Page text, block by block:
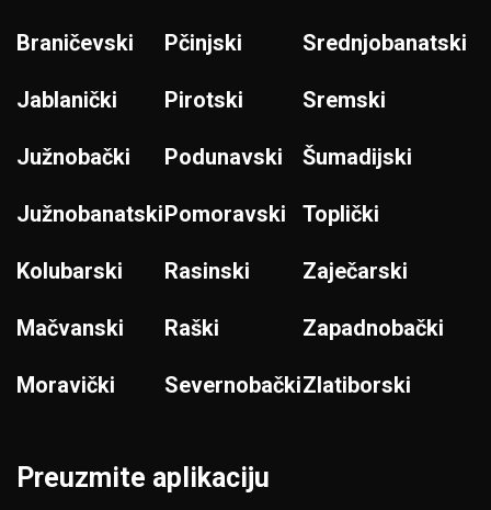
Braničevski
Jablanički
Južnobački
Južnobanatski
Kolubarski
Mačvanski
Moravički
Pčinjski
Pirotski
Podunavski
Pomoravski
Rasinski
Raški
Severnobački
Srednjobanatski
Sremski
Šumadijski
Toplički
Zaječarski
Zapadnobački
Zlatiborski
Preuzmite aplikaciju